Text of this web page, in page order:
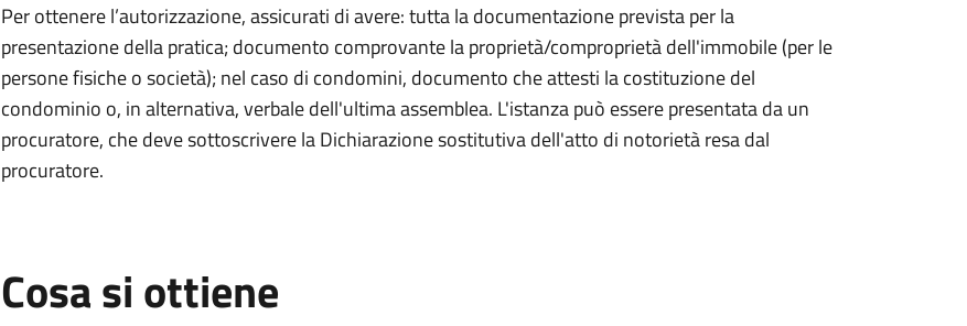
Per ottenere l’autorizzazione, assicurati di avere: tutta la documentazione prevista per la
presentazione della pratica; documento comprovante la proprietà/comproprietà dell'immobile (per le
persone fisiche o società); nel caso di condomini, documento che attesti la costituzione del
condominio o, in alternativa, verbale dell'ultima assemblea. L'istanza può essere presentata da un
procuratore, che deve sottoscrivere la Dichiarazione sostitutiva dell'atto di notorietà resa dal
procuratore.
Cosa si ottiene